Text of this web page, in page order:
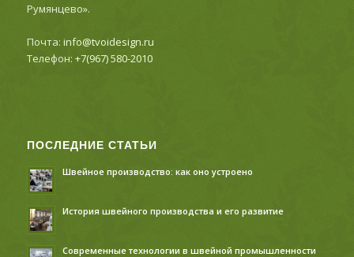
Румянцево».
Почта: info@tvoidesign.ru
Телефон: +7(967) 580-2010
ПОСЛЕДНИЕ СТАТЬИ
Швейное производство: как оно устроено
История швейного производства и его развитие
Современные технологии в швейной промышленности